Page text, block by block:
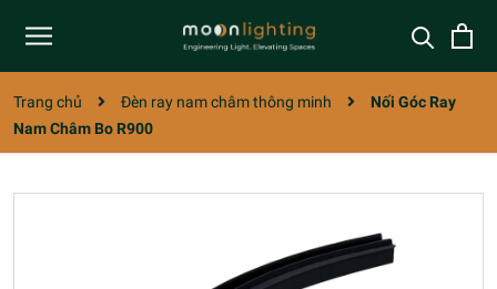
Trang chủ Đèn ray nam châm thông minh
Nối Góc Ray
Nam Châm Bo R900